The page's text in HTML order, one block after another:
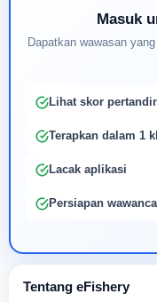
Masuk
Dapatkan wawasan
Lihat skor
Terapkan dalam 1
Lacak aplikasi
Persiapan
Tentang eFishery